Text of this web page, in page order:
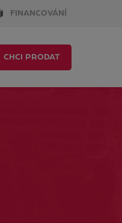
FINANCOVÁNÍ
CHCI PRODAT